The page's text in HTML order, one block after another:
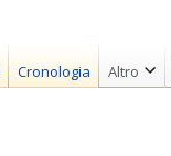
Cronologia Altro